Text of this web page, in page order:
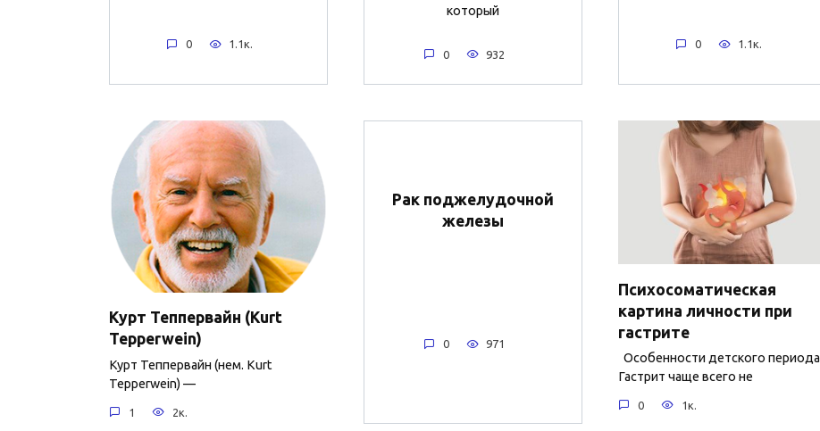
0 1.1к.
который
0 932
0 1.1к.
Курт Теппервайн (Kurt
Tepperwein)
Курт Теппервайн (нем. Kurt
Tepperwein) —
1 2к.
Рак поджелудочной
железы
0 971
Психосоматическая
картина личности при
гастрите
Особенности детского периода
Гастрит чаще всего не
0 1к.